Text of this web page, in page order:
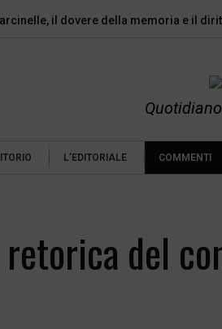
il dovere della memoria e il
L’EDITORIALE COMMENTI
del